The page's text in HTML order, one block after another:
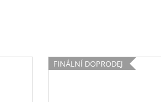
FINÁLNÍ DOPRODEJ